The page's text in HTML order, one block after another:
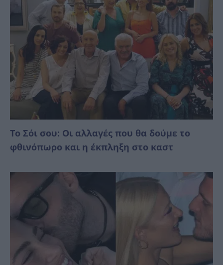
Το Σόι σου: Οι αλλαγές που θα δούμε το
φθινόπωρο και η έκπληξη στο καστ